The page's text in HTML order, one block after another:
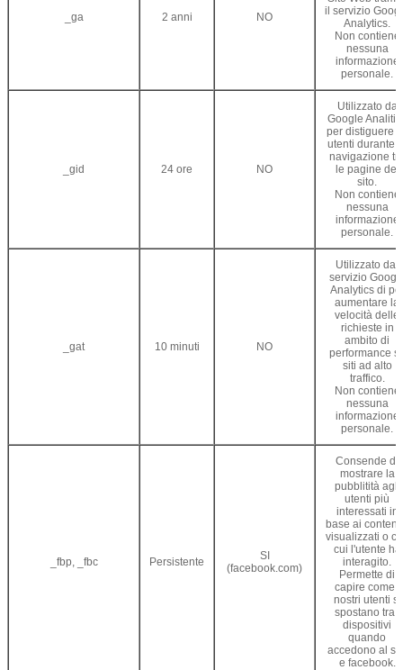
_ga 2 anni NO
il servizio
Analytics.
Non contiene
nessuna
informazione
personale.
_gid 24 ore NO
Utilizzato da
Google
per distiguere
utenti durante
navigazione
le pagine del
sito.
Non contiene
nessuna
informazione
personale.
_gat 10 minuti NO
Utilizzato dal
servizio
Analytics di
aumentare la
velocità delle
richieste in
ambito di
performance
siti ad alto
traffico.
Non contiene
nessuna
informazione
personale.
_fbp, _fbc Persistente
SI
(facebook.com)
Consende di
mostrare la
pubblitità agli
utenti più
interessati in
base ai
visualizzati o
cui l'utente ha
interagito.
Permette di
capire come i
nostri utenti si
spostano tra i
dispositivi
quando
accedono al
e facebook.